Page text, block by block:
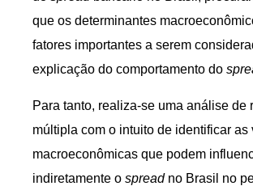
que os determinantes
fatores importantes a serem
explicação do comportamento do
Para tanto, realiza-se uma análise de
múltipla com o intuito de identificar as
macroeconômicas que podem
indiretamente o spreadno Brasil no